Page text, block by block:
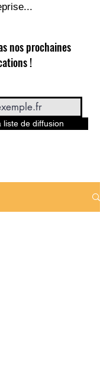
nos prochaines
!
liste de diffusion